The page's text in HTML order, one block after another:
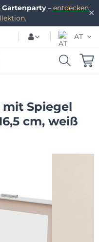
✕
Gartenparty– entdecken
AT
Spiegel
cm, weiß